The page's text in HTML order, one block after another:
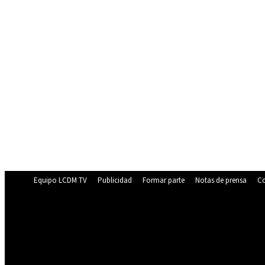
Equipo LCDM TV Publicidad Formar parte Notas de prensa